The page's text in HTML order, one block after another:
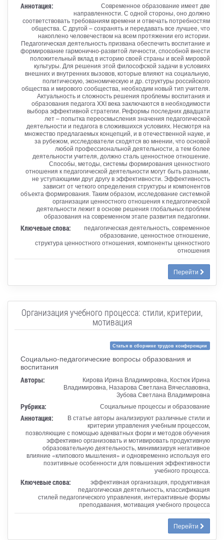
Аннотация:
Современное образование имеет две
направленности. С одной стороны, оно должно
соответствовать требованиям времени и отвечать потребностям
общества. С другой – сохранять и передавать все лучшее, что
накоплено человечеством на всем протяжении его истории.
Педагогическая деятельность призвана обеспечить воспитание и
формирование гармонично-развитой личности, способной внести
положительный вклад в историю своей страны и всей мировой
культуры. Для решения этой философской задачи в условиях
внешних и внутренних вызовов, которые влияют на социальную,
политическую, экономическую и др. структуры российского
общества и мирового сообщества, необходим новый тип учителя.
Актуальность и сложность решения проблемы воспитания и
образования педагога XXI века заключаются в необходимости
выбора эффективной стратегии. Реформы последних двадцати
лет – попытка переосмысления значения педагогической
деятельности и педагога в сложившихся условиях. Несмотря на
множество предлагаемых концепций, и в отечественной науке, и
за рубежом, исследователи сходятся во мнении, что основой
любой профессиональной деятельности, а тем более
деятельности учителя, должно сталь ценностное отношение.
Способы, методы, системы формирования ценностного
отношения к педагогической деятельности могут быть разными,
не уступающими друг другу в эффективности. Эффективность
зависит от четкого определения структуры и компонентов
объекта формирования. Таким образом, исследование системной
организации ценностного отношения к педагогической
деятельности лежит в основе решения глобальных проблем
образования на современном этапе развития педагогики.
Ключевые слова:
педагогическая деятельность, современное
образование, ценностное отношение,
структура ценностного отношения, компоненты ценностного
отношения
Перейти
Организация учебного процесса: стили, критерии,
мотивация
Статья в сборнике трудов конференции
Социально-педагогические вопросы образования и
воспитания
Авторы:
Кирова Ирина Владимировна, Костюк Ирина
Владимировна, Назарова Светлана Вячеславовна,
Зубова Светлана Владимировна
Рубрика: Социальные процессы и образование
Аннотация:
В статье авторы анализируют различные стили и
критерии управления учебным процессом,
позволяющие с помощью адекватных форм и методов обучения
эффективно организовать и мотивировать продуктивную
образовательную деятельность, минимизируя негативное
влияние «клипового мышления» и одновременно используя его
позитивные особенности для повышения эффективности
учебного процесса.
Ключевые слова:
эффективная организация, продуктивная
педагогическая деятельность, классификация
стилей педагогического управления, интерактивные формы
преподавания, мотивация учебного процесса
Перейти